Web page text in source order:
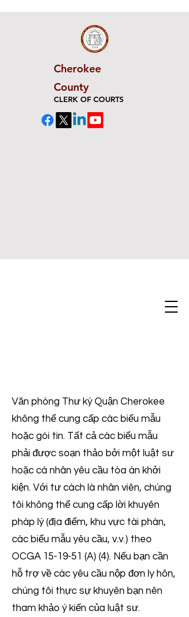
Cherokee
County
CLERK OF COURTS
Văn phòng Thư ký Quận Cherokee
không thể cung cấp các biểu mẫu
hoặc gói tin. Tất cả các biểu mẫu
phải được soạn thảo bởi một luật sư
hoặc cá nhân yêu cầu tòa án khởi
kiện. Với tư cách là nhân viên, chúng
tôi không thể cung cấp lời khuyên
pháp lý (địa điểm, khu vực tài phán,
các biểu mẫu yêu cầu, v.v.) theo
OCGA 15-19-51 (A) (4). Nếu bạn cần
hỗ trợ về các yêu cầu nộp đơn ly hôn,
chúng tôi thực sự khuyên bạn nên
tham khảo ý kiến của luật sư.